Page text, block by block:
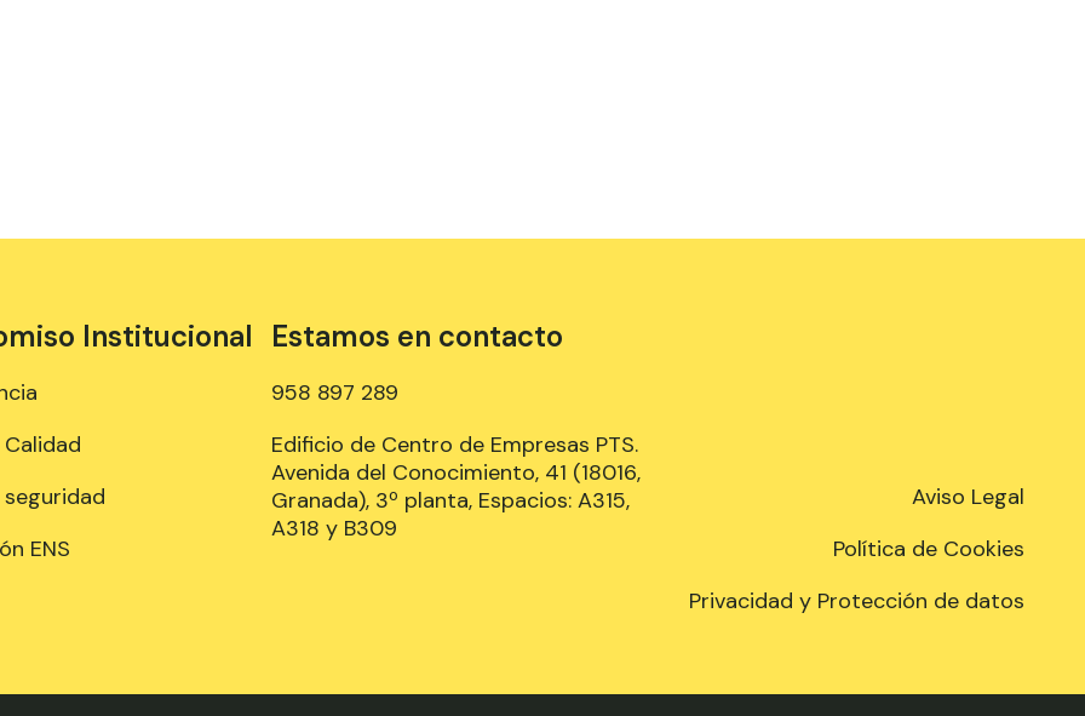
Institucional
ENS
Estamos en contacto
958 897 289
Edificio de Centro de Empresas PTS.
Avenida del Conocimiento, 41 (18016,
Granada), 3º planta, Espacios: A315,
A318 y B309
Aviso Legal
Política de Cookies
Privacidad y Protección de datos